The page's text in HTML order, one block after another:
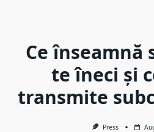
Ce înseamnă
te îneci și
transmite
Press